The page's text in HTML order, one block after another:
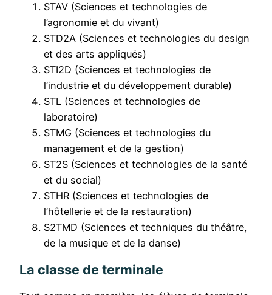
STAV (Sciences et technologies de
l’agronomie et du vivant)
STD2A (Sciences et technologies du design
et des arts appliqués)
STI2D (Sciences et technologies de
l’industrie et du développement durable)
STL (Sciences et technologies de
laboratoire)
STMG (Sciences et technologies du
management et de la gestion)
ST2S (Sciences et technologies de la santé
et du social)
STHR (Sciences et technologies de
l’hôtellerie et de la restauration)
S2TMD (Sciences et techniques du théâtre,
de la musique et de la danse)
La classe de terminale